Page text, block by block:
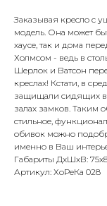
Заказывая кресло с
модель. Она может
хаусе, так и дома
Холмсом - ведь в
Шерлок и Ватсон
креслах! Кстати, в
защищали сидящих в
залах замков. Таким
стильное,
обивок можно
именно в Ваш
Габариты ДхШхВ:
Артикул: ХоРеКа 028